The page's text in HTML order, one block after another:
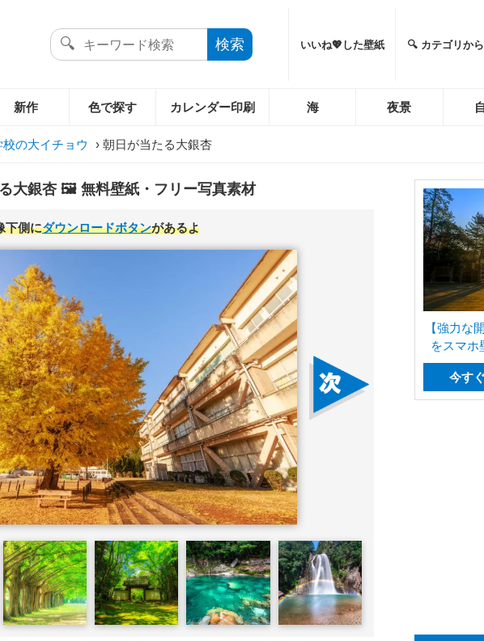
いいね💖した壁紙 🔍 カテゴリか
新作 色で探す カレンダー印刷 海 夜景
校の大イチョウ › 朝日が当たる大銀杏
大銀杏 🖼️ 無料壁紙・フリー写真素材
下側にダウンロードボタンがあるよ
【強力な
をスマホ
今す